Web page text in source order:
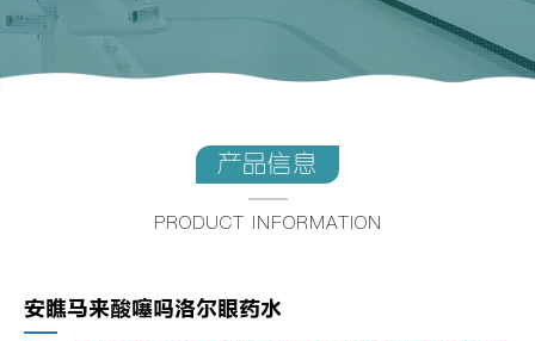
产品信息
PRODUCT INFORMATION
安瞧马来酸噻吗洛尔眼药水